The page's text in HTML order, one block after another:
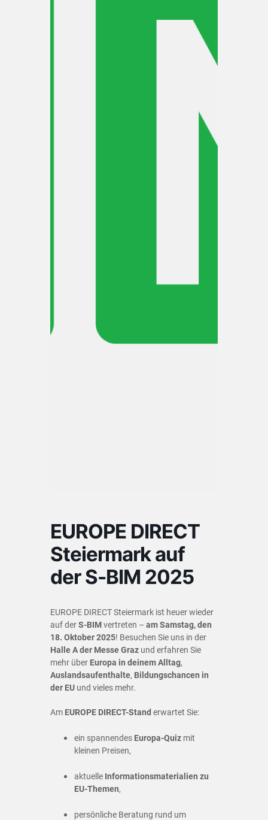
EUROPE DIRECT
Steiermark auf
der S-BIM 2025
EUROPE DIRECT Steiermark ist heuer wieder
auf derS-BIMvertreten – am Samstag, den
18. Oktober 2025! Besuchen Sie uns in der
Halle A der Messe Graz und erfahren Sie
mehr über Europa in deinem Alltag,
Auslandsaufenthalte, Bildungschancen in
der EU und vieles mehr.
Am EUROPE DIRECT-Stand erwartet Sie:
ein spannendes Europa-Quiz mit
kleinen Preisen,
aktuelle Informationsmaterialien zu
EU-Themen,
persönliche Beratung rund um